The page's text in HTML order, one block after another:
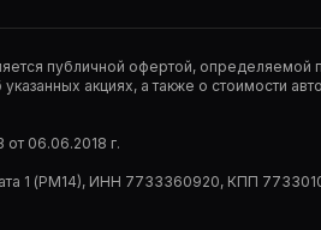
публичной офертой, определяемой
акциях, а также о стоимости
06.06.2018 г.
1 (РМ14), ИНН 7733360920, КПП